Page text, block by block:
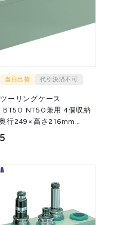
当日出荷 代引決済不可
ーリングケース
BT50 NT50兼用 4個収納
行249×高さ216mm